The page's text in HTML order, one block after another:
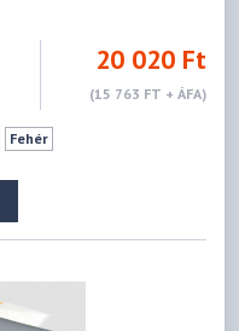
20 020 Ft
(15 763 FT + ÁFA)
Fehér